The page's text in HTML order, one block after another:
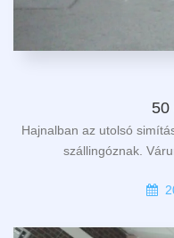
50
Hajnalban az utolsó
szállingóznak.